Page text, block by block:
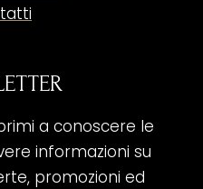
a conoscere le
informazioni su
promozioni ed